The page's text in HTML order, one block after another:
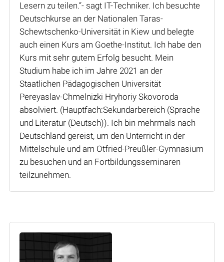
Lesern zu teilen.“- sagt IT-Techniker. Ich besuchte
Deutschkurse an der Nationalen Taras-
Schewtschenko-Universität in Kiew und belegte
auch einen Kurs am Goethe-Institut. Ich habe den
Kurs mit sehr gutem Erfolg besucht. Mein
Studium habe ich im Jahre 2021 an der
Staatlichen Pädagogischen Universität
Pereyaslav-Chmelnizki Hryhoriy Skovoroda
absolviert. (Hauptfach:Sekundarbereich (Sprache
und Literatur (Deutsch)). Ich bin mehrmals nach
Deutschland gereist, um den Unterricht in der
Mittelschule und am Otfried-Preußler-Gymnasium
zu besuchen und an Fortbildungsseminaren
teilzunehmen.